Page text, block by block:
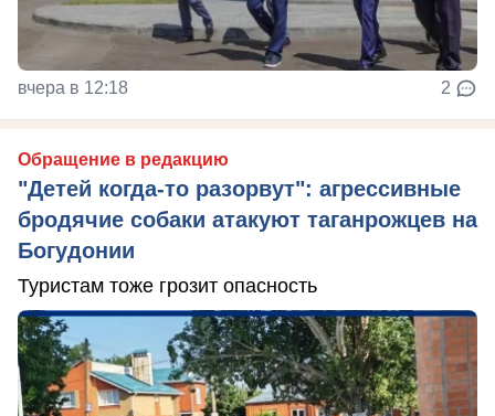
вчера в 12:18 2
Обращение в редакцию
"Детей когда-то разорвут": агрессивные
бродячие собаки атакуют таганрожцев на
Богудонии
Туристам тоже грозит опасность